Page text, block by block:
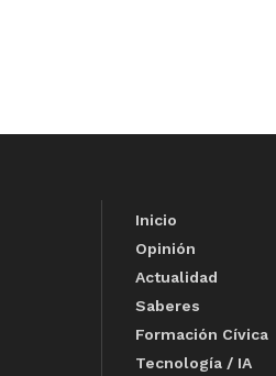
Inicio
Opinión
Actualidad
Saberes
Formación Cívica
Tecnología / IA